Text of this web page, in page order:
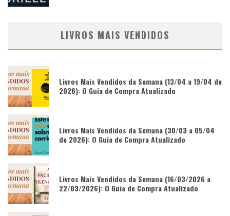
LIVROS MAIS VENDIDOS
Livros Mais Vendidos da Semana (13/04 a 19/04 de
2026): O Guia de Compra Atualizado
Livros Mais Vendidos da Semana (30/03 a 05/04
de 2026): O Guia de Compra Atualizado
Livros Mais Vendidos da Semana (16/03/2026 a
22/03/2026): O Guia de Compra Atualizado